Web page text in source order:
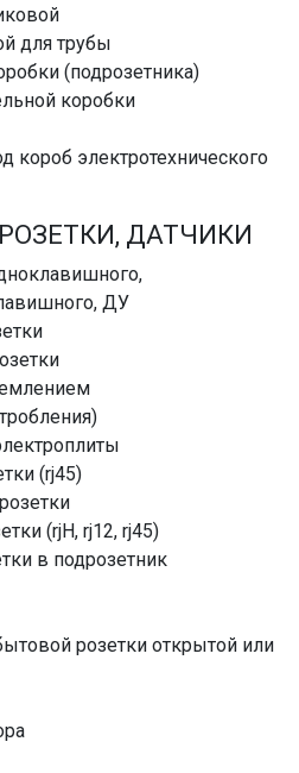
для трубы
(подрозетника)
коробки
короб электротехнического
ДАТЧИКИ
ДУ
(rj45)
(rjH, rj12, rj45)
в подрозетник
розетки открытой или